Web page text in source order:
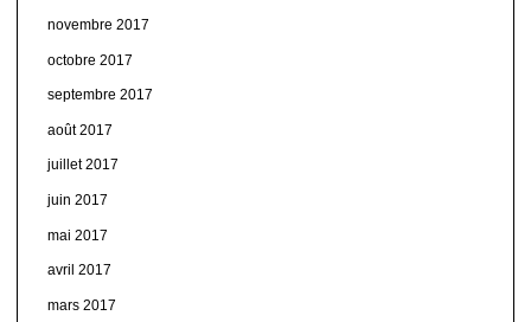
novembre 2017
octobre 2017
septembre 2017
août 2017
juillet 2017
juin 2017
mai 2017
avril 2017
mars 2017